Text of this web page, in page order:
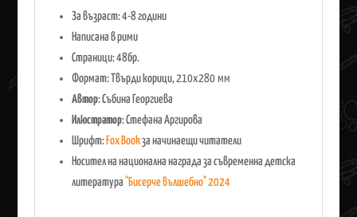
За възраст: 4-8 години
Написана в рими
Страници: 48бр.
Формат: Твърди корици,210х280 мм
Автор: Събина Георгиева
Илюстратор: Стефана Аргирова
Шрифт:Fox Bookза начинаещи читатели
Носител на национална награда за съвременна детска
литература "Бисерче вълшебно" 2024